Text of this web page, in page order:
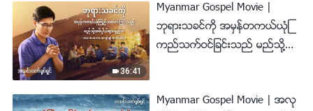
36:41
Myanmar Gospel Movie |
ဘုရားသခင္ကို အမွန္တကယ္ယုံၾ
ကည္သက္ဝင္ျခင္းသည္ မည္သို႔အ
Myanmar Gospel Movie | အလု